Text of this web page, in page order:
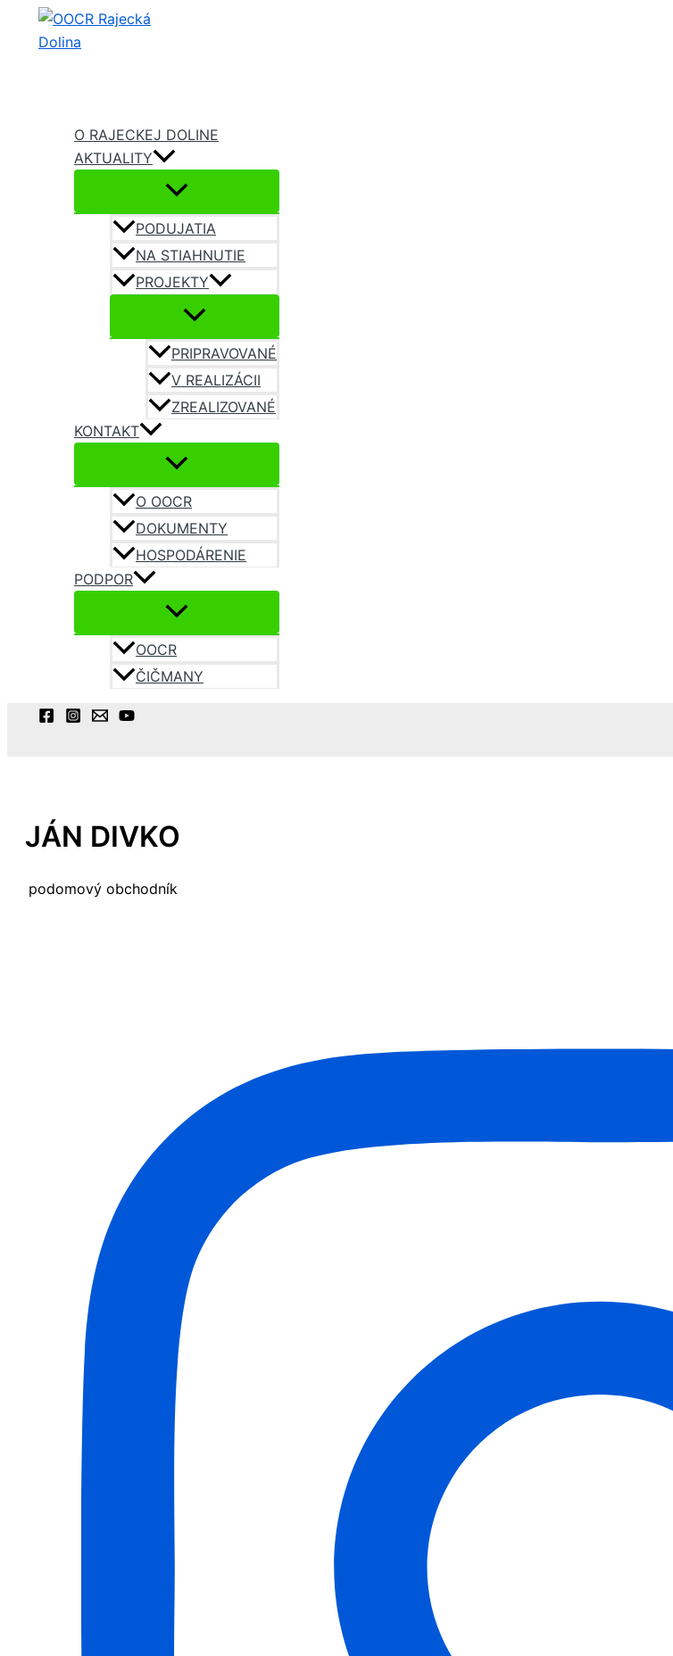
Preskočiť
O RAJECKEJ DOLINE
AKTUALITY
PODUJATIA
NA STIAHNUTIE
PROJEKTY
PRIPRAVOVANÉ
V REALIZÁCII
ZREALIZOVANÉ
KONTAKT
O OOCR
DOKUMENTY
HOSPODÁRENIE
PODPOR
OOCR
ČIČMANY
JÁN DIVKO
podomový obchodník